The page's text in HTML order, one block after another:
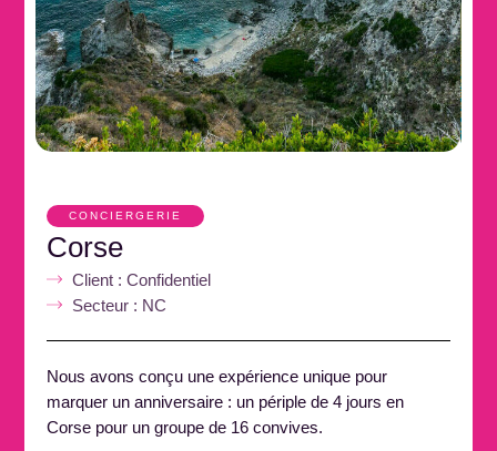
CONCIERGERIE
Corse
Client : Confidentiel
Secteur : NC
Nous avons conçu une expérience unique pour
marquer un anniversaire : un périple de 4 jours en
Corse pour un groupe de 16 convives.